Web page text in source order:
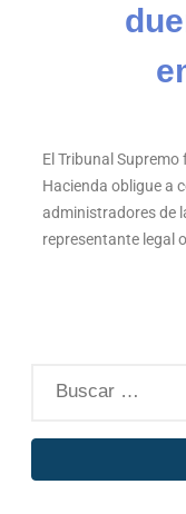
El Tribunal
Hacienda obligue a
administradores de
representante legal